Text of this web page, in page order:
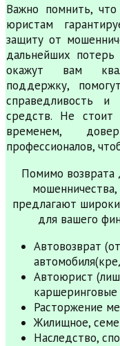
Важно помнить,
юристам
защиту от
дальнейших
окажут вам
поддержку,
справедливость и
средств. Не стоит
временем,
профессионалов,
Помимо
предлагают
для вашего
Автовозврат
Автоюрист
Расторжение
Жилищное,
Наследство,